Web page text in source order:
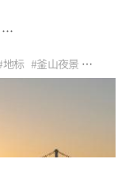
。
的釜山代表性地标。
地标 #釜山夜景
愈 #与朋友同游